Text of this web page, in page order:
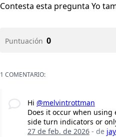
Contesta esta pregunta Yo
Puntuación 0
1 COMENTARIO:
Hi @melvintrottman
Does it occur when
side turn indicators or
27 de feb. de 2026- de